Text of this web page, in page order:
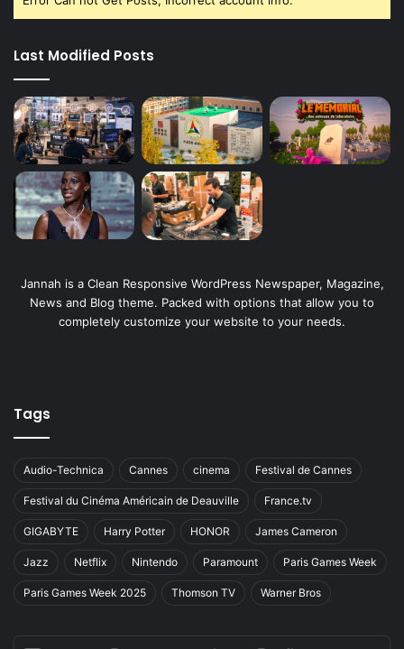
Last Modified Posts
Jannah is a Clean Responsive WordPress Newspaper, Magazine,
News and Blog theme. Packed with options that allow you to
completely customize your website to your needs.
Tags
Audio-Technica Cannes cinema Festival de Cannes
Festival du Cinéma Américain de Deauville France.tv
GIGABYTE Harry Potter HONOR James Cameron
Jazz Netflix Nintendo Paramount Paris Games Week
Paris Games Week 2025 Thomson TV Warner Bros